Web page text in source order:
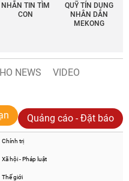
NHẮN TIN TÌM
CON
QUỸ TÍN DỤNG
NHÂN DÂN
MEKONG
NEWS
VIDEO
Quảng cáo - Đặt báo
Chính trị
Xã hội - Pháp luật
Thế giới